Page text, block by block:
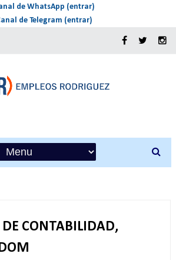
de WhatsApp (entrar)
de Telegram (entrar)
CONTABILIDAD,